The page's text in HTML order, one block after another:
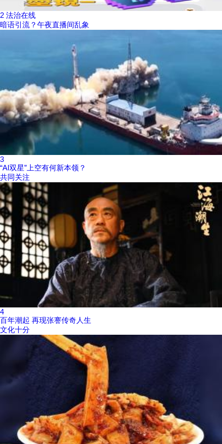
2 法治在线
暗语引流？午夜直播间乱象
3
“AI双星”上空有何新本领？
共同关注
4
百年潮起 再现张謇传奇人生
文化十分